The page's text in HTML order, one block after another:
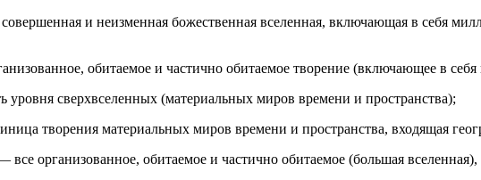
и неизменная божественная вселенная, включающая в себя
обитаемое и частично обитаемое творение (включающее в
уровня сверхвселенных (материальных миров времени и пространства);
творения материальных миров времени и пространства, входящая
все организованное, обитаемое и частично обитаемое (большая